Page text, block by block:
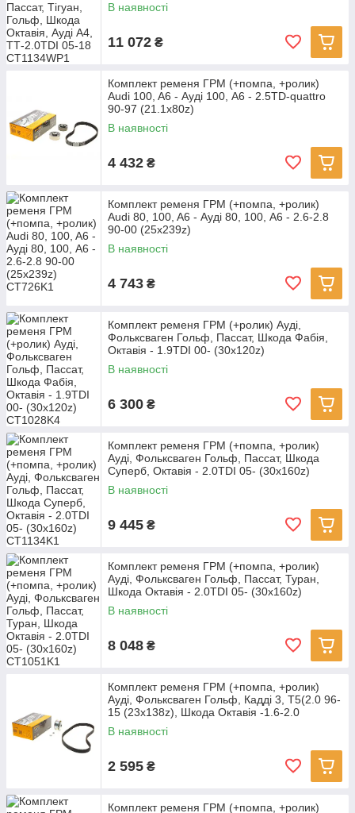
В наявності
11 072 ₴
Комплект ременя ГРМ (+помпа, +ролик)
Audi 100, A6 - Ауді 100, A6 - 2.5TD-quattro
90-97 (21.1x80z)
В наявності
4 432 ₴
Комплект ременя ГРМ (+помпа, +ролик)
Audi 80, 100, A6 - Ауді 80, 100, A6 - 2.6-2.8
90-00 (25x239z)
В наявності
4 743 ₴
Комплект ременя ГРМ (+ролик) Ауді,
Фольксваген Гольф, Пассат, Шкода Фабія,
Октавія - 1.9TDI 00- (30x120z)
В наявності
6 300 ₴
Комплект ременя ГРМ (+помпа, +ролик)
Ауді, Фольксваген Гольф, Пассат, Шкода
Суперб, Октавія - 2.0TDI 05- (30x160z)
В наявності
9 445 ₴
Комплект ременя ГРМ (+помпа, +ролик)
Ауді, Фольксваген Гольф, Пассат, Туран,
Шкода Октавія - 2.0TDI 05- (30x160z)
В наявності
8 048 ₴
Комплект ременя ГРМ (+помпа, +ролик)
Ауді, Фольксваген Гольф, Кадді 3, Т5(2.0 96-
15 (23x138z), Шкода Октавія -1.6-2.0
В наявності
2 595 ₴
Комплект ременя ГРМ (+помпа, +ролик)